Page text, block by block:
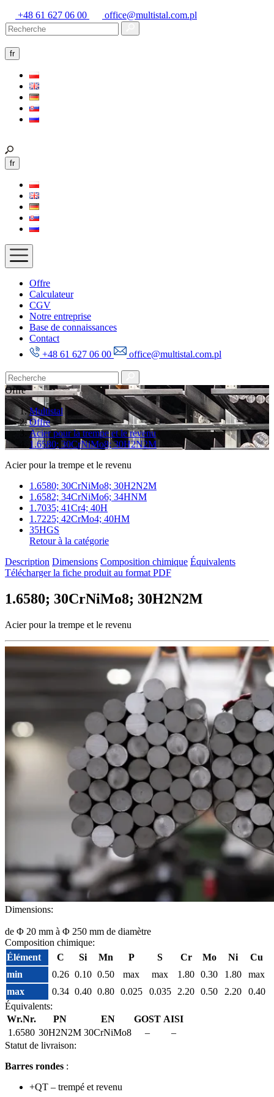
+48 61 627 06 00 office@multistal.com.pl
fr
fr
Offre
Calculateur
CGV
Notre entreprise
Base de connaissances
Contact
+48 61 627 06 00
office@multistal.com.pl
Offre
Multistal
Offre
Acier pour la trempe et le revenu
1.6580; 30CrNiMo8; 30H2N2M
Acier pour la trempe et le revenu
1.6580; 30CrNiMo8; 30H2N2M
1.6582; 34CrNiMo6; 34HNM
1.7035; 41Cr4; 40H
1.7225; 42CrMo4; 40HM
35HGS
Retour à la catégorie
Description Dimensions Composition chimique Équivalents
Télécharger la fiche produit au format PDF
1.6580; 30CrNiMo8; 30H2N2M
Acier pour la trempe et le revenu
Dimensions:
de Φ 20 mm à Φ 250 mm de diamètre
Composition chimique:
Élément
C Si Mn P S Cr Mo Ni
Cu
min
0.26 0.10 0.50 max max 1.80 0.30 1.80
max
max
0.34 0.40 0.80 0.025 0.035 2.20 0.50 2.20
0.40
Équivalents:
Wr.Nr.
PN EN GOST AISI
1.6580 30H2N2M 30CrNiMo8 –
–
Statut de livraison:
Barres rondes :
+QT – trempé et revenu